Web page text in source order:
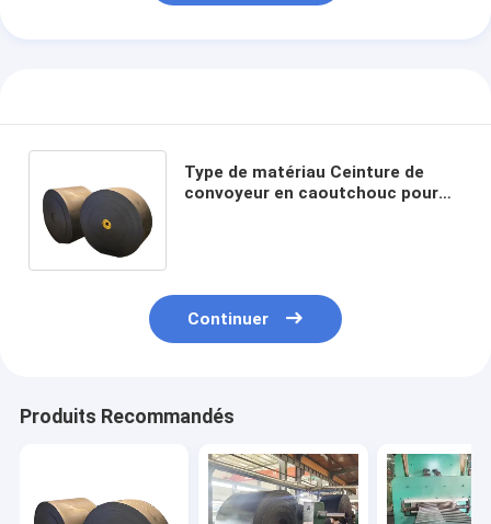
Type de matériau Ceinture de
convoyeur en caoutchouc pour
Continuer
Produits Recommandés